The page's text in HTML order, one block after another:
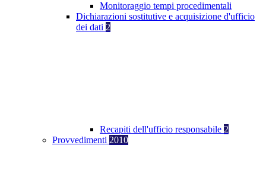
Monitoraggio tempi procedimentali
Dichiarazioni sostitutive e acquisizione d'ufficio
dei dati 2
Recapiti dell'ufficio responsabile 2
Provvedimenti 2010